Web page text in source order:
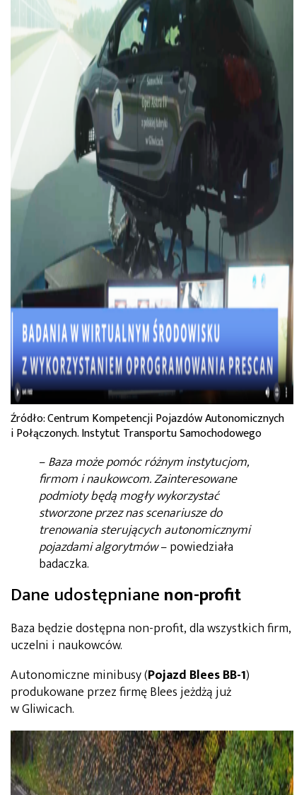
Źródło: Centrum Kompetencji Pojazdów Autonomicznych
i Połączonych. Instytut Transportu Samochodowego
–Baza może pomóc różnym instytucjom,
firmom i naukowcom. Zainteresowane
podmioty będą mogły wykorzystać
stworzone przez nas scenariusze do
trenowania sterujących autonomicznymi
pojazdami algorytmów– powiedziała
badaczka.
Dane udostępnianenon-profit
Baza będzie dostępna non-profit, dla wszystkich firm,
uczelni i naukowców.
Autonomiczne minibusy (Pojazd Blees BB-1)
produkowane przez firmę Blees jeżdżą już
w Gliwicach.